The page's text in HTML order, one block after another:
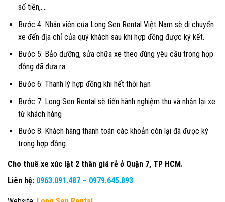
số tiền,….
Bước 4: Nhân viên của Long Sen Rental Việt Nam sẽ di chuyển
xe đến địa chỉ của quý khách sau khi hợp đồng được ký kết.
Bước 5: Bảo dưỡng, sửa chữa xe theo đúng yêu cầu trong hợp
đồng đã đưa ra.
Bước 6: Thanh lý hợp đồng khi hết thời hạn
Bước 7: Long Sen Rental sẽ tiến hành nghiệm thu và nhận lại xe
từ khách hàng
Bước 8: Khách hàng thanh toán các khoản còn lại đã được ký
trong hợp đồng.
Cho thuê xe xúc lật 2 thân giá rẻ ở Quận 7, TP HCM.
Liên hệ: 0963.091.487 – 0979.645.893